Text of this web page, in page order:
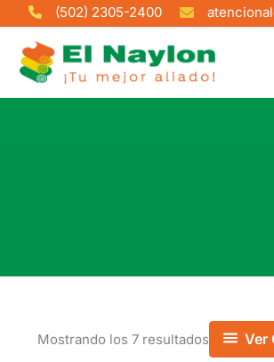
contenido
(502) 2305-2400
Mostrando los 7 resultados Ordenado
por
Ver